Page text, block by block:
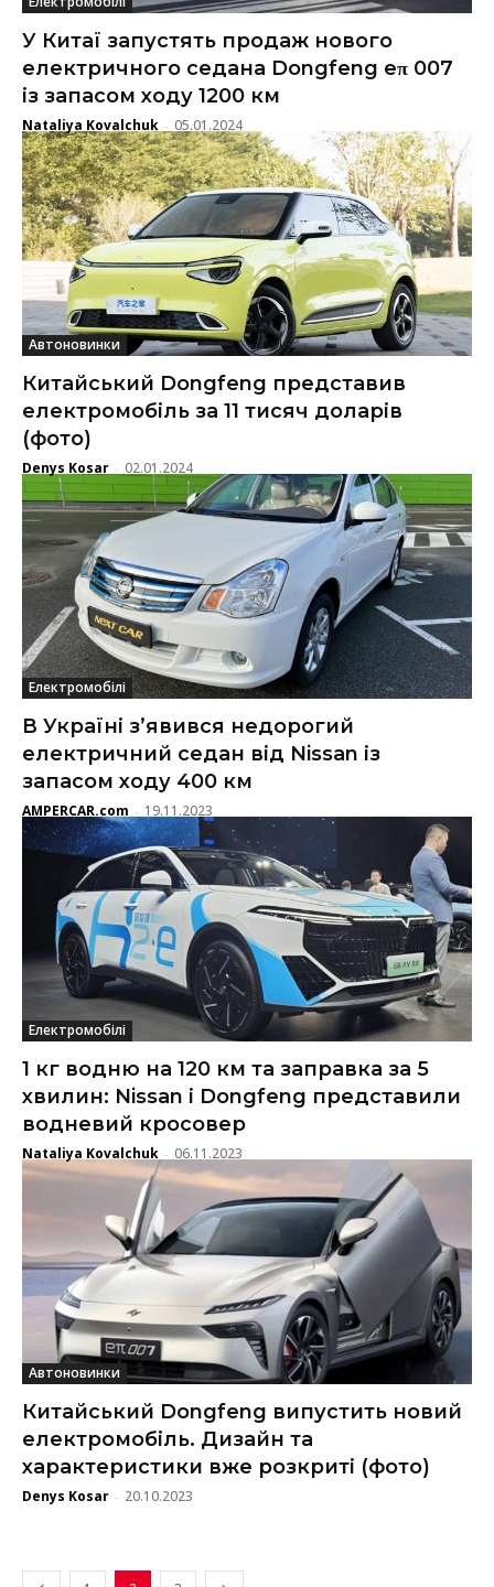
У Китаї запустять продаж нового
електричного седана Dongfeng eπ 007
із запасом ходу 1200 км
Nataliya Kovalchuk - 05.01.2024
Автоновинки
Китайський Dongfeng представив
електромобіль за 11 тисяч доларів
(фото)
Denys Kosar - 02.01.2024
Електромобілі
В Україні з’явився недорогий
електричний седан від Nissan із
запасом ходу 400 км
AMPERCAR.com - 19.11.2023
Електромобілі
1 кг водню на 120 км та заправка за 5
хвилин: Nissan і Dongfeng представили
водневий кросовер
Nataliya Kovalchuk - 06.11.2023
Автоновинки
Китайський Dongfeng випустить новий
електромобіль. Дизайн та
характеристики вже розкриті (фото)
Denys Kosar - 20.10.2023